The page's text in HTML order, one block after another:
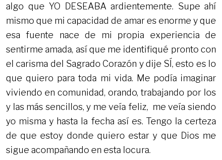
algo que YO DESEABA ardientemente. Supe ahí
mismo que mi capacidad de amar es enorme y que
esa fuente nace de mi propia experiencia de
sentirme amada, así que me identifiqué pronto con
el carisma del Sagrado Corazón y dije SÍ, esto es lo
que quiero para toda mi vida. Me podía imaginar
viviendo en comunidad, orando, trabajando por los
y las más sencillos, y me veía feliz, me veía siendo
yo misma y hasta la fecha así es. Tengo la certeza
de que estoy donde quiero estar y que Dios me
sigue acompañando en esta locura.